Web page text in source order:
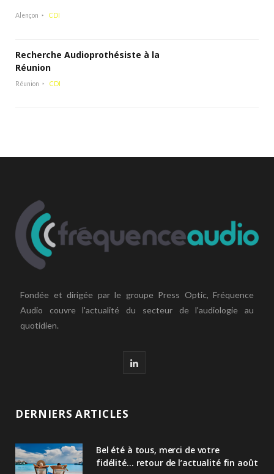
Alençon CDI
Recherche Audioprothésiste à la
Réunion
Réunion CDI
Fondée et dirigée par le groupe Press Optic, Fréquence
Audio couvre l'actualité du secteur de l'audiologie au
quotidien.
L
e
DERNIERS ARTICLES
Bel été à tous, merci de votre
fidélité… retour de l’actualité fin août